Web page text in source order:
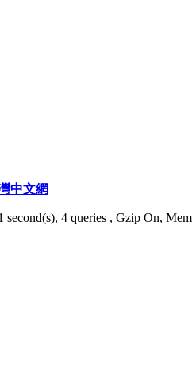
中文網
second(s), 4 queries , Gzip On,